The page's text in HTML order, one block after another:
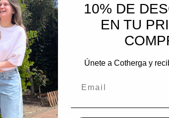
10% DE
EN TU
Únete a Cotherga y